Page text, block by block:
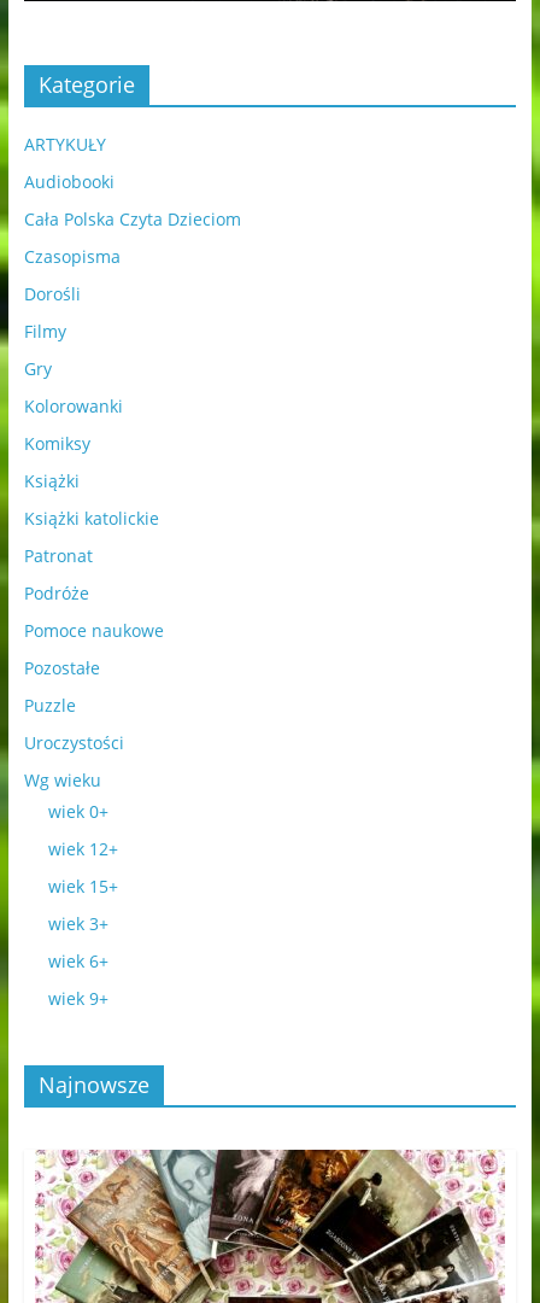
Kategorie
ARTYKUŁY
Audiobooki
Cała Polska Czyta Dzieciom
Czasopisma
Dorośli
Filmy
Gry
Kolorowanki
Komiksy
Książki
Książki katolickie
Patronat
Podróże
Pomoce naukowe
Pozostałe
Puzzle
Uroczystości
Wg wieku
wiek 0+
wiek 12+
wiek 15+
wiek 3+
wiek 6+
wiek 9+
Najnowsze